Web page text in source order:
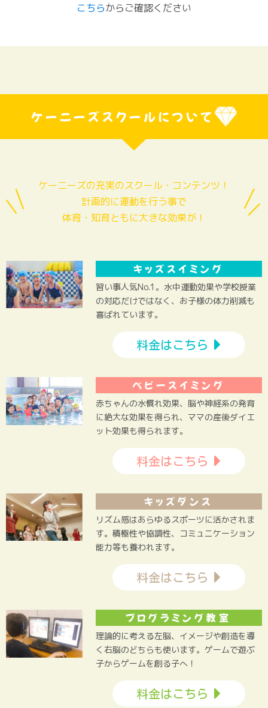
こちらからご確認ください
ケーニーズスクールについて
ケーニーズの充実のスクール・コンテンツ！
計画的に運動を行う事で
体育・知育ともに大きな効果が！
キッズスイミング
習い事人気No.1。水中運動効果や学校授業
の対応だけではなく、お子様の体力削減も
喜ばれています。
料金はこちら
ベビースイミング
赤ちゃんの水慣れ効果、脳や神経系の発育
に絶大な効果を得られ、ママの産後ダイエ
ット効果も得られます。
料金はこちら
キッズダンス
リズム感はあらゆるスポーツに活かされま
す。積極性や協調性、コミュニケーション
能力等も養われます。
料金はこちら
プログラミング教室
理論的に考える左脳、イメージや創造を導
く右脳のどちらも使います。ゲームで遊ぶ
子からゲームを創る子へ！
料金はこちら